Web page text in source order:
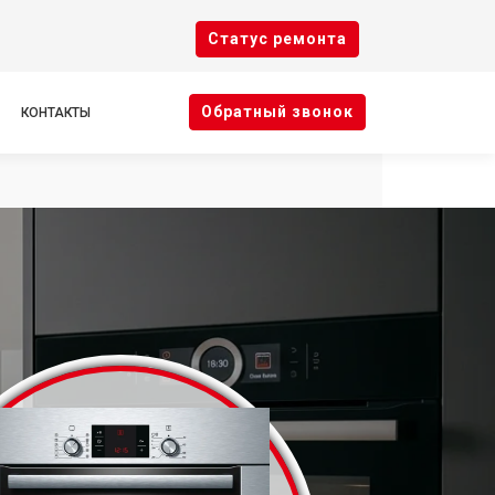
Cтатус ремонта
КОНТАКТЫ Oбратный звонок